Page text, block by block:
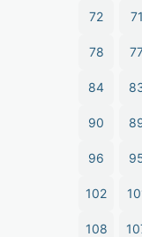
71
72
78
84
90
96
102
108